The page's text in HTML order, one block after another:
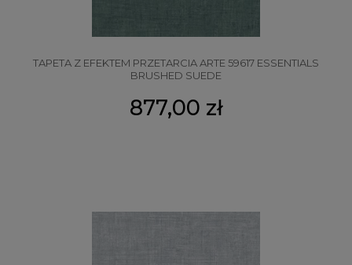
TAPETA Z EFEKTEM PRZETARCIA ARTE 59617 ESSENTIALS
BRUSHED SUEDE
877,00 zł